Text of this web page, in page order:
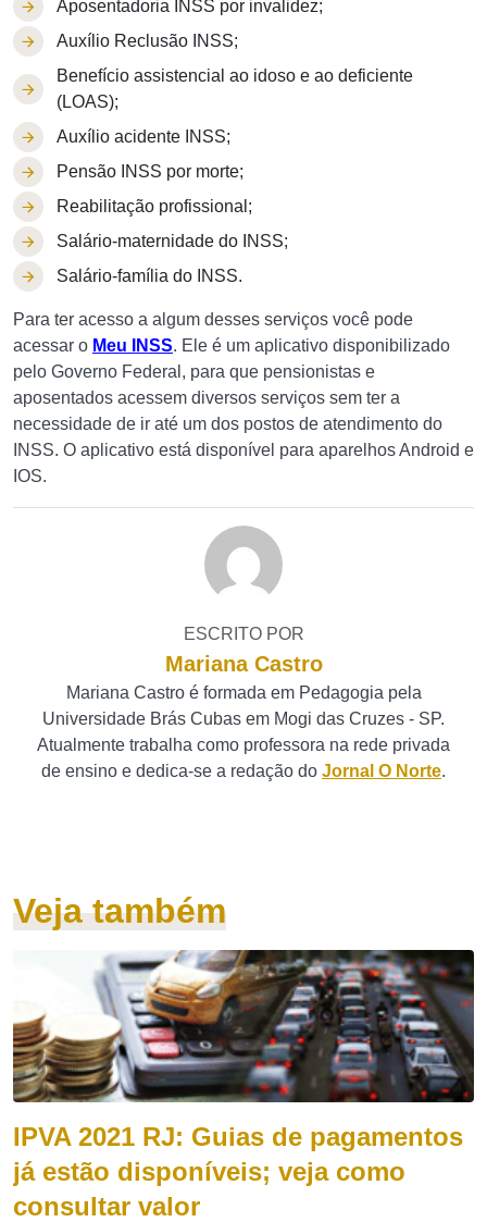
Aposentadoria INSS por invalidez;
Auxílio Reclusão INSS;
Benefício assistencial ao idoso e ao deficiente
(LOAS);
Auxílio acidente INSS;
Pensão INSS por morte;
Reabilitação profissional;
Salário-maternidade do INSS;
Salário-família do INSS.
Para ter acesso a algum desses serviços você pode
acessar o Meu INSS. Ele é um aplicativo disponibilizado
pelo Governo Federal, para que pensionistas e
aposentados acessem diversos serviços sem ter a
necessidade de ir até um dos postos de atendimento do
INSS. O aplicativo está disponível para aparelhos Android e
IOS.
ESCRITO POR
Mariana Castro
Mariana Castro é formada em Pedagogia pela
Universidade Brás Cubas em Mogi das Cruzes - SP.
Atualmente trabalha como professora na rede privada
de ensino e dedica-se a redação do Jornal O Norte.
Veja também
IPVA 2021 RJ: Guias de pagamentos
já estão disponíveis; veja como
consultar valor